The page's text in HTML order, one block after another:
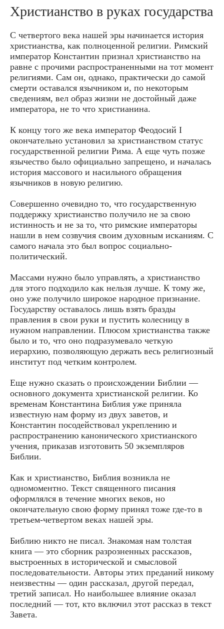
Христианство в руках государства
С четвертого века нашей эры начинается история
христианства, как полноценной религии. Римский
император Константин признал христианство на
равне с прочими распространенными на тот момент
религиями. Сам он, однако, практически до самой
смерти оставался язычником и, по некоторым
сведениям, вел образ жизни не достойный даже
императора, не то что христианина.
К концу того же века император Феодосий I
окончательно установил за христианством статус
государственной религии Рима. А еще чуть позже
язычество было официально запрещено, и началась
история массового и насильного обращения
язычников в новую религию.
Совершенно очевидно то, что государственную
поддержку христианство получило не за свою
истинность и не за то, что римские императоры
нашли в нем созвучия своим духовным исканиям. С
самого начала это был вопрос социально-
политический.
Массами нужно было управлять, а христианство
для этого подходило как нельзя лучше. К тому же,
оно уже получило широкое народное признание.
Государству оставалось лишь взять бразды
правления в свои руки и пустить колесницу в
нужном направлении. Плюсом христианства также
было и то, что оно подразумевало четкую
иерархию, позволяющую держать весь религиозный
институт под четким контролем.
Еще нужно сказать о происхождении Библии —
основного документа христианской религии. Ко
временам Константина Библия уже приняла
известную нам форму из двух заветов, и
Константин посодействовал укреплению и
распространению канонического христианского
учения, приказав изготовить 50 экземпляров
Библии.
Как и христианство, Библия возникла не
одномоментно. Текст священного писания
оформлялся в течение многих веков, но
окончательную свою форму принял тоже где-то в
третьем-четвертом веках нашей эры.
Библию никто не писал. Знакомая нам толстая
книга — это сборник разрозненных рассказов,
выстроенных в исторической и смысловой
последовательности. Авторы этих преданий никому
неизвестны — один рассказал, другой передал,
третий записал. Но наибольшее влияние оказал
последний — тот, кто включил этот рассказ в текст
Завета.